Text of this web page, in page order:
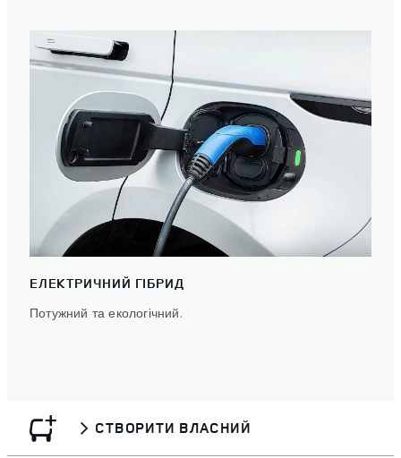
ЕЛЕКТРИЧНИЙ ГІБРИД
Потужний та екологічний.
СТВОРИТИ ВЛАСНИЙ